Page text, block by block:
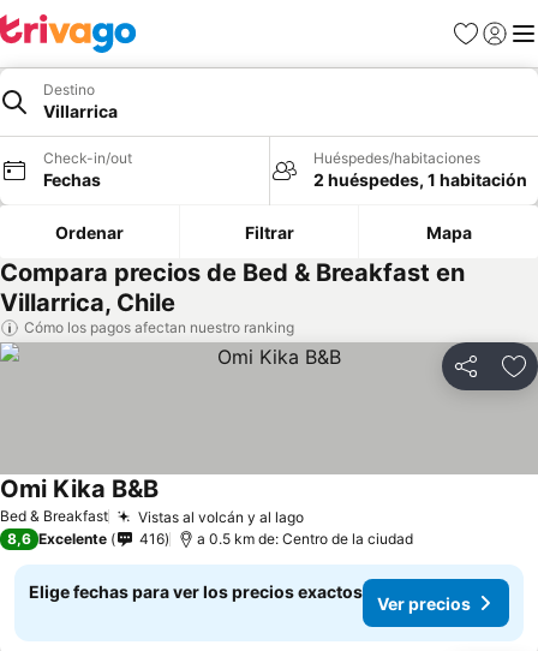
Favoritos
Iniciar
Destino
Villarrica
Check-in/out
Fechas
Huéspedes/habitaciones
2 huéspedes, 1 habitación
Ordenar Filtrar Mapa
Compara precios de Bed & Breakfast en
Villarrica, Chile
Cómo los pagos afectan nuestro ranking
Compartir
Bed & Breakfast Vistas al volcán y al lagoVer precios
Omi Kika B&BVer precios
8,6 Excelente 416 a 0.5 km de: Centro de la ciudad
Elige fechas para ver los precios exactos
Ver precios